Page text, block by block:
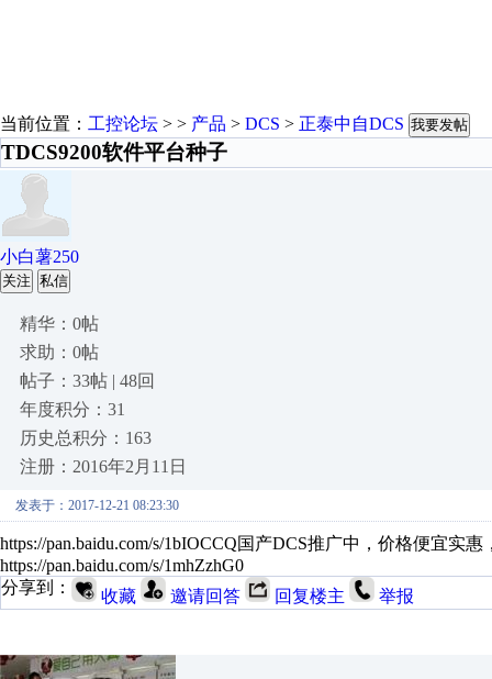
当前位置： 工控论坛 > > 产品 > DCS > 正泰中自DCS 我要发帖
TDCS9200软件平台种子
小白薯250
关注 私信
精华：0帖
求助：0帖
帖子：33帖 | 48回
年度积分：31
历史总积分：163
注册：2016年2月11日
发表于：2017-12-21 08:23:30
https://pan.baidu.com/s/1bIOCCQ国产DCS推广中，价格便宜实
https://pan.baidu.com/s/1mhZzhG0
分享到：
收藏 邀请回答 回复楼主 举报